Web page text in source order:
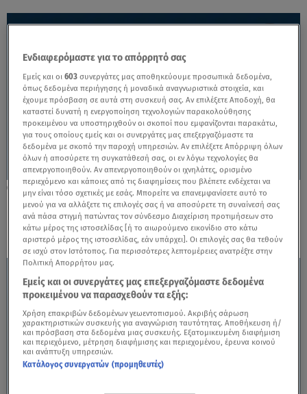
23.08.24, 11:12
Παρθένος: Ένταση στις Σχέσεις και
Προσεκτική Διαχείριση Καταστάσεων
Ενδιαφερόμαστε για το απόρρητό σας
Εμείς και οι603 συνεργάτες μας αποθηκεύουμε προσωπικά δεδομένα,
όπως δεδομένα περιήγησης ή μοναδικά αναγνωριστικά στοιχεία, και
έχουμε πρόσβαση σε αυτά στη συσκευή σας. Αν επιλέξετε Αποδοχή, θα
καταστεί δυνατή η ενεργοποίηση τεχνολογιών παρακολούθησης
προκειμένου να υποστηριχθούν οι σκοποί που εμφανίζονται παρακάτω,
για τους οποίους εμείς και οι συνεργάτες μας επεξεργαζόμαστε τα
δεδομένα με σκοπό την παροχή υπηρεσιών. Αν επιλέξετε Απόρριψη όλων
όλων ή αποσύρετε τη συγκατάθεσή σας, οι εν λόγω τεχνολογίες θα
απενεργοποιηθούν. Αν απενεργοποιηθούν οι ιχνηλάτες, ορισμένο
περιεχόμενο και κάποιες από τις διαφημίσεις που βλέπετε ενδέχεται να
μην είναι τόσο σχετικές με εσάς. Μπορείτε να επανεμφανίσετε αυτό το
μενού για να αλλάξετε τις επιλογές σας ή να αποσύρετε τη συναίνεσή σας
ανά πάσα στιγμή πατώντας τον σύνδεσμο Διαχείριση προτιμήσεων στο
κάτω μέρος της ιστοσελίδας [ή το αιωρούμενο εικονίδιο στο κάτω
αριστερό μέρος της ιστοσελίδας, εάν υπάρχει]. Οι επιλογές σας θα τεθούν
σε ισχύ στον Ιστότοπος. Για περισσότερες λεπτομέρειες ανατρέξτε στην
Πολιτική Απορρήτου μας.
Εμείς και οι συνεργάτες μας επεξεργαζόμαστε δεδομένα
προκειμένου να παρασχεθούν τα εξής:
Χρήση επακριβών δεδομένων γεωεντοπισμού. Ακριβής σάρωση
χαρακτηριστικών συσκευής για αναγνώριση ταυτότητας. Αποθήκευση ή/
και πρόσβαση στα δεδομένα μιας συσκευής. Εξατομικευμένη διαφήμιση
και περιεχόμενο, μέτρηση διαφήμισης και περιεχομένου, έρευνα κοινού
και ανάπτυξη υπηρεσιών.
Κατάλογος συνεργατών (προμηθευτές)